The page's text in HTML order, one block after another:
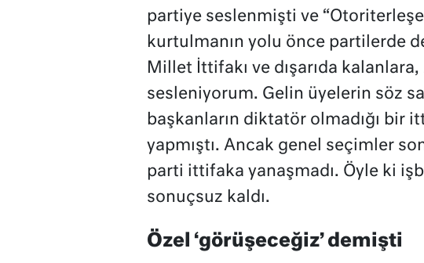
partiye seslenmişti ve
kurtulmanın yolu önce partilerde
Millet İttifakı ve dışarıda
sesleniyorum. Gelin üyelerin söz
başkanların diktatör olmadığı bir
yapmıştı. Ancak genel seçimler
parti ittifaka yanaşmadı. Öyle ki
sonuçsuz kaldı.
Özel ‘görüşeceğiz’ demişti